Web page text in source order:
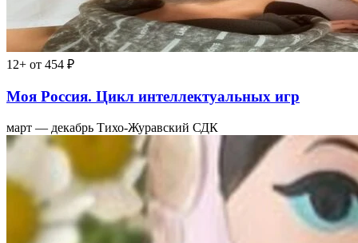
12+ от 454 ₽
Моя Россия. Цикл интеллектуальных игр
март — декабрь Тихо-Журавский СДК